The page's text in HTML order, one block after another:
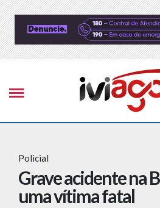
Policial
Grave acidente na
uma vítima fatal